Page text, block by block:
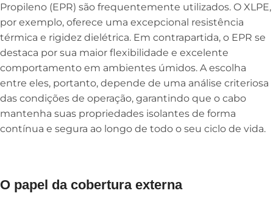
Propileno (EPR) são frequentemente utilizados. O XLPE,
por exemplo, oferece uma excepcional resistência
térmica e rigidez dielétrica. Em contrapartida, o EPR se
destaca por sua maior flexibilidade e excelente
comportamento em ambientes úmidos. A escolha
entre eles, portanto, depende de uma análise criteriosa
das condições de operação, garantindo que o cabo
mantenha suas propriedades isolantes de forma
contínua e segura ao longo de todo o seu ciclo de vida.
O papel da cobertura externa